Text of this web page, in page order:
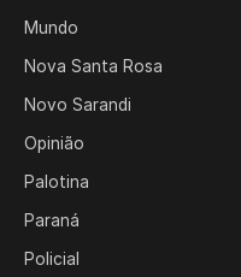
Mundo
Nova Santa Rosa
Novo Sarandi
Opinião
Palotina
Paraná
Policial